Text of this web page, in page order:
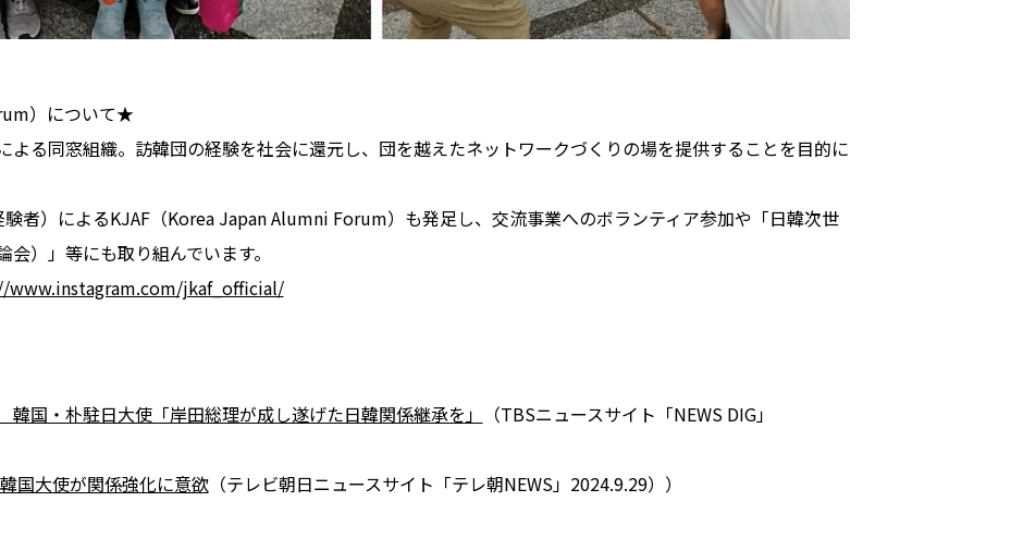
）について★
る同窓組織。訪韓団の経験を社会に還元し、団を越えたネットワークづくりの場を提供することを目的に
者）によるKJAF（Korea Japan Alumni Forum）も発足し、交流事業へのボランティア参加や「日韓次世
）」等にも取り組んでいます。
www.instagram.com/jkaf_official/
国・朴駐日大使「岸田総理が成し遂げた日韓関係継承を」
（TBSニュースサイト「NEWS DIG」
国大使が関係強化に意欲（テレビ朝日ニュースサイト「テレ朝NEWS」2024.9.29））